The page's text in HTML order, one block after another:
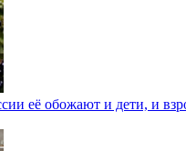
её обожают и дети, и